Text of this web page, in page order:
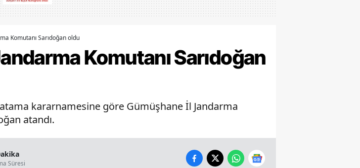
Balıkesir
Bitlis
Burdur
Bursa
Komutanı Sarıdoğan oldu
Komutanı Sarıdoğan
atama kararnamesine göre Gümüşhane İl Jandarma
atandı.
Süresi